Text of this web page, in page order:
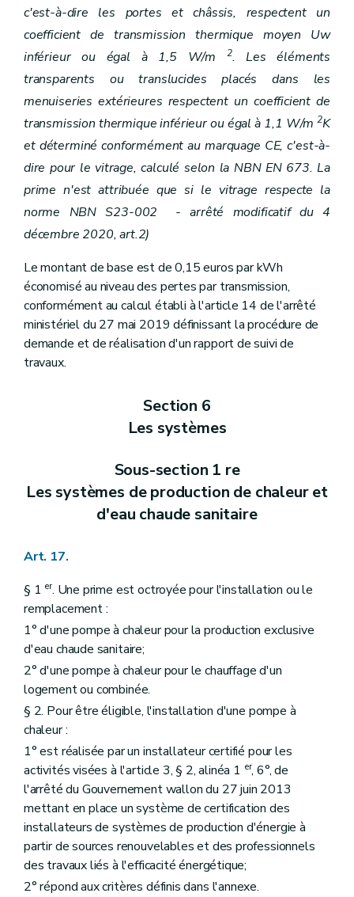
c'est-à-dire les portes et châssis, respectent un
coefficient de transmission thermique moyen Uw
inférieur ou égal à 1,5 W/m
2. Les éléments
transparents ou translucides placés dans les
menuiseries extérieures respectent un coefficient de
transmission thermique inférieur ou égal à 1,1 W/m2K
et déterminé conformément au marquage CE, c'est-à-
dire pour le vitrage, calculé selon la NBN EN 673. La
prime n'est attribuée que si le vitrage respecte la
norme NBN S23-002 - arrêté modificatif du 4
décembre 2020, art.2)
Le montant de base est de 0,15 euros par kWh
économisé au niveau des pertes par transmission,
conformément au calcul établi à l'article 14 de l'arrêté
ministériel du 27 mai 2019 définissant la procédure de
demande et de réalisation d'un rapport de suivi de
travaux.
Section 6
Les systèmes
Sous-section 1 re
Les systèmes de production de chaleur et
d'eau chaude sanitaire
Art. 17.
§ 1 er. Une prime est octroyée pour l'installation ou le
remplacement :
1° d'une pompe à chaleur pour la production exclusive
d'eau chaude sanitaire;
2° d'une pompe à chaleur pour le chauffage d'un
logement ou combinée.
§ 2. Pour être éligible, l'installation d'une pompe à
chaleur :
1° est réalisée par un installateur certifié pour les
activités visées à l'article 3, § 2, alinéa 1 er, 6°, de
l'arrêté du Gouvernement wallon du 27 juin 2013
mettant en place un système de certification des
installateurs de systèmes de production d'énergie à
partir de sources renouvelables et des professionnels
des travaux liés à l'efficacité énergétique;
2° répond aux critères définis dans l'annexe.